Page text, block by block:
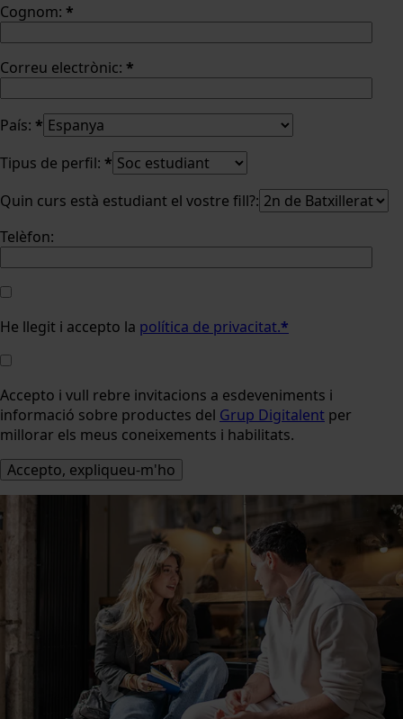
Cognom: *
Correu electrònic: *
País: *
Tipus de perfil: *
Quin curs està estudiant el vostre fill?:
Telèfon:
He llegit i accepto la política de privacitat.*
Accepto i vull rebre invitacions a esdeveniments i
informació sobre productes del Grup Digitalent per
millorar els meus coneixements i habilitats.